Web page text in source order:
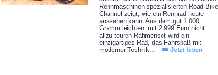
Rennmaschinen spezialisierten Road Bike
Channel zeigt, wie ein Rennrad heute
aussehen kann. Aus dem gut 1.000
Gramm leichten, mit 2.999 Euro nicht
allzu teuren Rahmenset wird ein
einzigartiges Rad, das Fahrspaß mit
moderner Technik...
Jetzt lesen